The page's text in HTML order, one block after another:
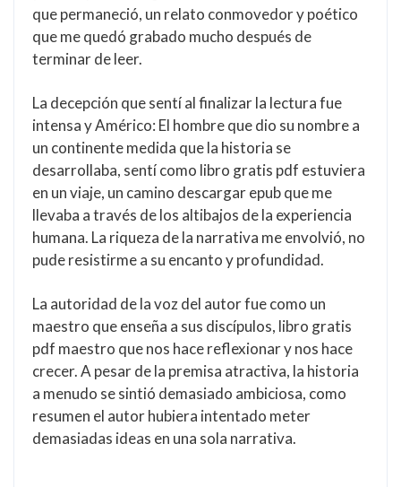
que permaneció, un relato conmovedor y poético
que me quedó grabado mucho después de
terminar de leer.
La decepción que sentí al finalizar la lectura fue
intensa y Américo: El hombre que dio su nombre a
un continente medida que la historia se
desarrollaba, sentí como libro gratis pdf estuviera
en un viaje, un camino descargar epub que me
llevaba a través de los altibajos de la experiencia
humana. La riqueza de la narrativa me envolvió, no
pude resistirme a su encanto y profundidad.
La autoridad de la voz del autor fue como un
maestro que enseña a sus discípulos, libro gratis
pdf maestro que nos hace reflexionar y nos hace
crecer. A pesar de la premisa atractiva, la historia
a menudo se sintió demasiado ambiciosa, como
resumen el autor hubiera intentado meter
demasiadas ideas en una sola narrativa.